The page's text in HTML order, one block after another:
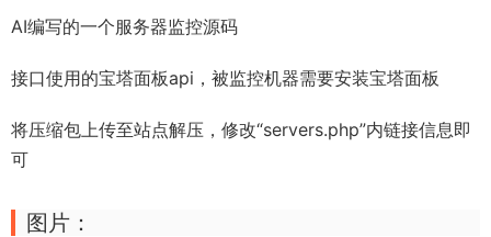
AI编写的一个服务器监控源码
接口使用的宝塔面板api，被监控机器需要安装宝塔面板
将压缩包上传至站点解压，修改“servers.php”内链接信息即
可
图片：